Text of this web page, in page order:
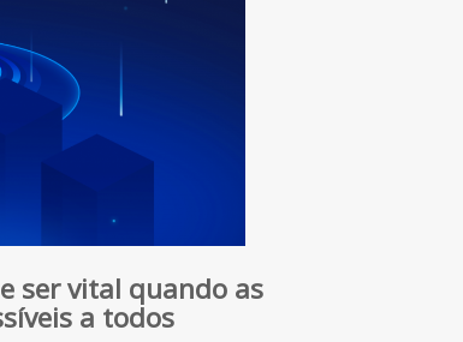
ser vital quando as
a todos